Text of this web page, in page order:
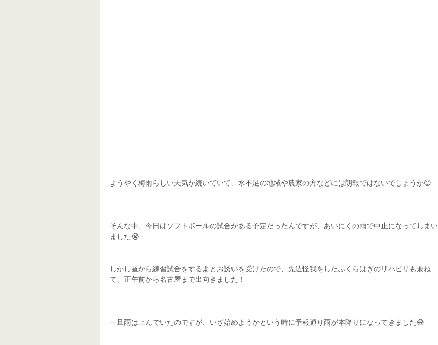
ようやく梅雨らしい天気が続いていて、水不足の地域や農家の方などには朗報ではないでしょうか😊
そんな中、今日はソフトボールの試合がある予定だったんですが、あいにくの雨で中止になってしまい
ました😭
しかし昼から練習試合をするよとお誘いを受けたので、先週怪我をしたふくらはぎのリハビリも兼ね
て、正午前から名古屋まで出向きました！
一旦雨は止んでいたのですが、いざ始めようかという時に予報通り雨が本降りになってきました😅